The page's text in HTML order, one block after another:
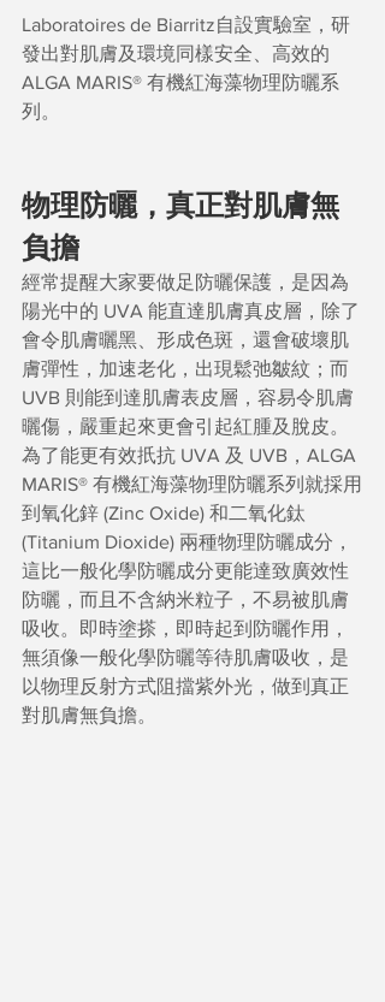
Laboratoires de Biarritz自設實驗室，研
發出對肌膚及環境同樣安全、高效的
ALGA MARIS® 有機紅海藻物理防曬系
列。
物理防曬，真正對肌膚無
負擔
經常提醒大家要做足防曬保護，是因為
陽光中的 UVA 能直達肌膚真皮層，除了
會令肌膚曬黑、形成色斑，還會破壞肌
膚彈性，加速老化，出現鬆弛皺紋；而
UVB 則能到達肌膚表皮層，容易令肌膚
曬傷，嚴重起來更會引起紅腫及脫皮。
為了能更有效扺抗 UVA 及 UVB，ALGA
MARIS® 有機紅海藻物理防曬系列就採用
到氧化鋅 (Zinc Oxide) 和二氧化鈦
(Titanium Dioxide) 兩種物理防曬成分，
這比一般化學防曬成分更能達致廣效性
防曬，而且不含納米粒子，不易被肌膚
吸收。即時塗搽，即時起到防曬作用，
無須像一般化學防曬等待肌膚吸收，是
以物理反射方式阻擋紫外光，做到真正
對肌膚無負擔。